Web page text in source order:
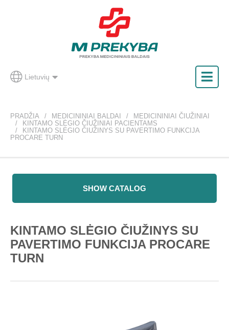
Lietuvių
PRADŽIA MEDICININIAI BALDAI
MEDICININIAI ČIUŽINIAI
KINTAMO SLĖGIO ČIUŽINIAI PACIENTAMS
KINTAMO SLĖGIO ČIUŽINYS SU PAVERTIMO FUNKCIJA
PROCARE TURN
SHOW CATALOG
KINTAMO SLĖGIO ČIUŽINYS SU
PAVERTIMO FUNKCIJA PROCARE
TURN